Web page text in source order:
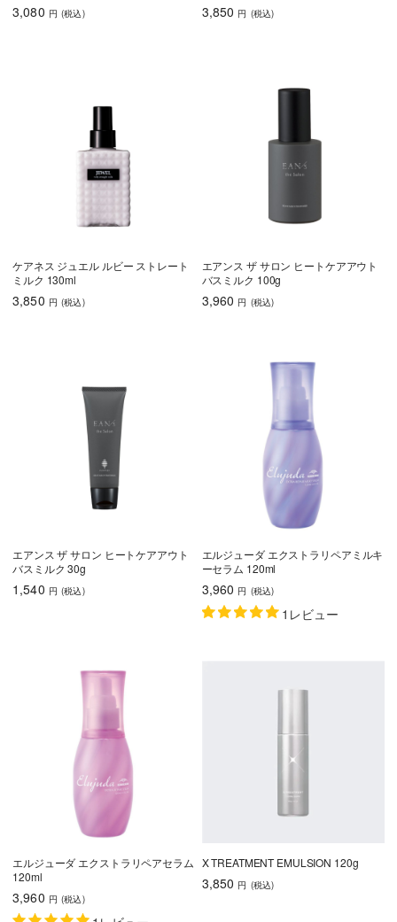
乾燥・パサつき 広がり・ゴワつ ダメージケア
エイジングケア
しっとり ハリコシ
3,080 円 (税込) 3,850 円 (税込)
ケアネス ジュエル ルビー ストレート
ミルク 130ml
3,850 円 (税込)
エアンス ザ サロン ヒートケアアウト
バスミルク 100g
3,960 円 (税込)
エアンス ザ サロン ヒートケアアウト
バスミルク 30g
1,540 円 (税込)
エルジューダ エクストラリペアミルキ
ーセラム 120ml
3,960 円 (税込)
1レビュー
エルジューダ エクストラリペアセラム
120ml
3,960 円 (税込)
X TREATMENT EMULSION 120g
3,850 円 (税込)